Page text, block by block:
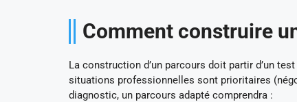
Comment construire
La construction d’un parcours doit partir d’un
situations professionnelles sont prioritaires
diagnostic, un parcours adapté comprendra :